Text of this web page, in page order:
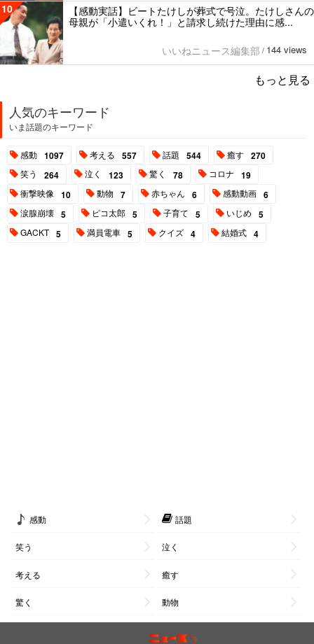
10
【感動実話】ビートたけしが葬式で号泣。たけしさんの
母親が「小遣いくれ！」と請求し続けた理由に感...
いいねニュース編集部 / 144 views
もっと見る
人気のキーワード
いま話題のキーワード
感動 1097 考える 557 話題 544 癒す 270
笑う 264 泣く 123 驚く 78 コロナ 19
衝撃映像 10 動物 7 赤ちゃん 6 感動動画 6
涙腺崩壊 5 ピコ太郎 5 子育て 5 いじめ 5
GACKT 5 満員電車 5 クイズ 4 結婚式 4
感動 話題
笑う 泣く
考える 癒す
驚く 動物